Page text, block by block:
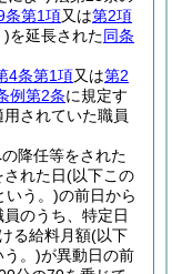
条第1項又は第2項
)を延長された同条
4条第1項又は第2
例第2条に規定す
されていた職員
降任等をされた
れた日(以下この
いう。)の前日から
のうち、特定日
る給料月額(以下
う。)が異動日の前